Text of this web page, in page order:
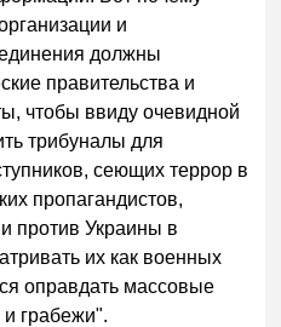
и
должны
правительства и
чтобы ввиду очевидной
трибуналы для
сеющих террор в
пропагандистов,
против Украины в
их как военных
оправдать массовые
и грабежи".